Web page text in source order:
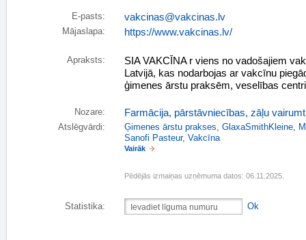
E-pasts: vakcinas@vakcinas.lv
Mājaslapa: https://www.vakcinas.lv/
Apraksts:
SIA VAKCĪNA r viens no vadošajiem
Latvijā, kas nodarbojas ar vakcīnu
ģimenes ārstu praksēm, veselības
Nozare: Farmācija, pārstāvniecības, zāļu
Atslēgvārdi: Ģimenes ārstu prakses, GlaxaSmithKleine,
Sanofi Pasteur, Vakcīna
Vairāk
Pēdējās izmaiņas uzņēmuma datos: 06.11.2025.
Statistika: Ok